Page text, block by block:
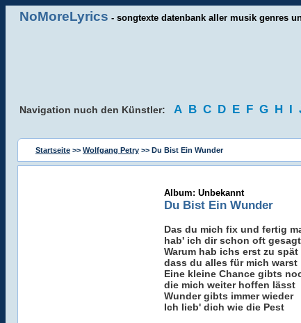
NoMoreLyrics - songtexte datenbank aller musik genres
Navigation nuch den Künstler: A B C D E F G H I
Startseite >> Wolfgang Petry >> Du Bist Ein Wunder
Album: Unbekannt
Du Bist Ein Wunder
Das du mich fix und fertig
hab' ich dir schon oft gesagt
Warum hab ichs erst zu spät
dass du alles für mich warst
Eine kleine Chance gibts
die mich weiter hoffen lässt
Wunder gibts immer wieder
Ich lieb' dich wie die Pest